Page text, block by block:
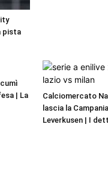
pista
| La
Calciomercato
lascia la
Leverkusen | I